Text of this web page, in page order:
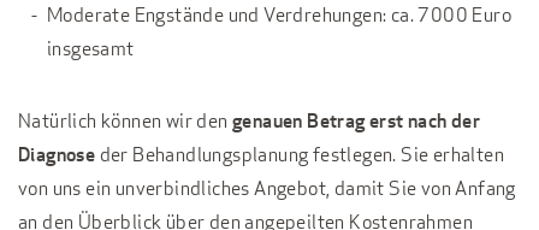
Moderate Engstände und Verdrehungen: ca. 7000 Euro
insgesamt
Natürlich können wir den genauen Betrag erst nach der
Diagnose der Behandlungsplanung festlegen. Sie erhalten
von uns ein unverbindliches Angebot, damit Sie von Anfang
an den Überblick über den angepeilten Kostenrahmen